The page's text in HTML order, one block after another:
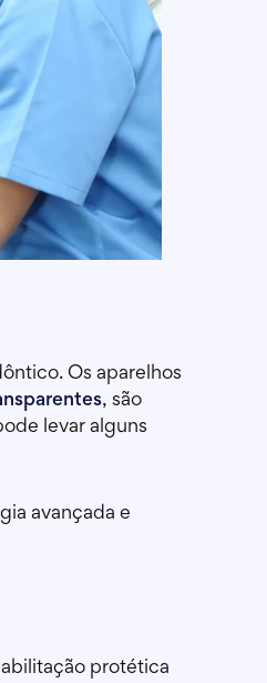
Os aparelhos
, são
levar alguns
avançada e
protética